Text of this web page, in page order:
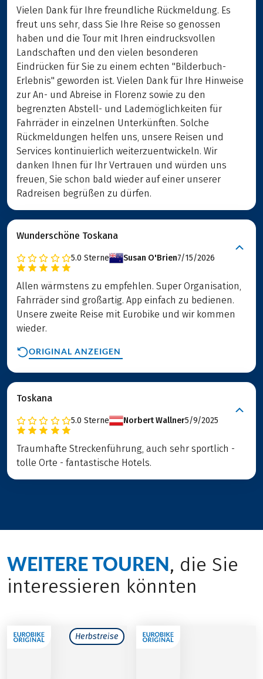
Vielen Dank für Ihre freundliche Rückmeldung. Es
freut uns sehr, dass Sie Ihre Reise so genossen
haben und die Tour mit Ihren eindrucksvollen
Landschaften und den vielen besonderen
Eindrücken für Sie zu einem echten "Bilderbuch-
Erlebnis" geworden ist. Vielen Dank für Ihre Hinweise
zur An- und Abreise in Florenz sowie zu den
begrenzten Abstell- und Lademöglichkeiten für
Fahrräder in einzelnen Unterkünften. Solche
Rückmeldungen helfen uns, unsere Reisen und
Services kontinuierlich weiterzuentwickeln. Wir
danken Ihnen für Ihr Vertrauen und würden uns
freuen, Sie schon bald wieder auf einer unserer
Radreisen begrüßen zu dürfen.
Wunderschöne Toskana
5.0 Sterne Susan O'Brien7/15/2026
Allen wärmstens zu empfehlen. Super Organisation,
Fahrräder sind großartig. App einfach zu bedienen.
Unsere zweite Reise mit Eurobike und wir kommen
wieder.
ORIGINAL ANZEIGEN
Toskana
5.0 Sterne Norbert Wallner5/9/2025
Traumhafte Streckenführung, auch sehr sportlich -
tolle Orte - fantastische Hotels.
WEITERE TOUREN, die Sie
interessieren könnten
Herbstreise